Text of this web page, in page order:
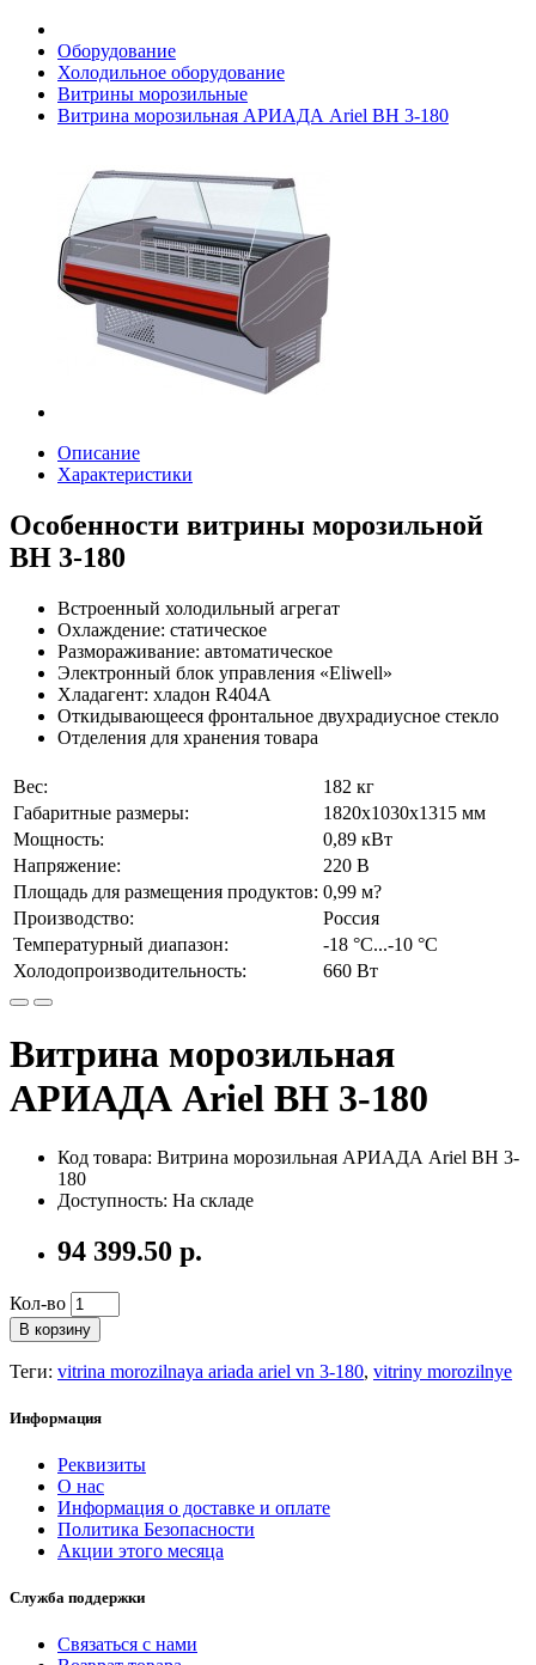
Оборудование
Холодильное оборудование
Витрины морозильные
Витрина морозильная АРИАДА Ariel ВН 3-180
Описание
Характеристики
Особенности витрины морозильной
ВН 3-180
Встроенный холодильный агрегат
Охлаждение: статическое
Размораживание: автоматическое
Электронный блок управления «Eliwell»
Хладагент: хладон R404А
Откидывающееся фронтальное двухрадиусное стекло
Отделения для хранения товара
Вес:
182 кг
Габаритные размеры:
1820х1030х1315 мм
Мощность:
0,89 кВт
Напряжение:
220 В
Площадь для размещения продуктов: 0,99 м?
Производство:
Россия
Температурный диапазон:
-18 °C...-10 °C
Холодопроизводительность:
660 Вт
Витрина морозильная
АРИАДА Ariel ВН 3-180
Код товара: Витрина морозильная АРИАДА Ariel ВН 3-
180
Доступность: На складе
94 399.50 р.
Кол-во
В корзину
Теги: vitrina morozilnaya ariada ariel vn 3-180, vitriny morozilnye
Информация
Реквизиты
О нас
Информация о доставке и оплате
Политика Безопасности
Акции этого месяца
Служба поддержки
Связаться с нами